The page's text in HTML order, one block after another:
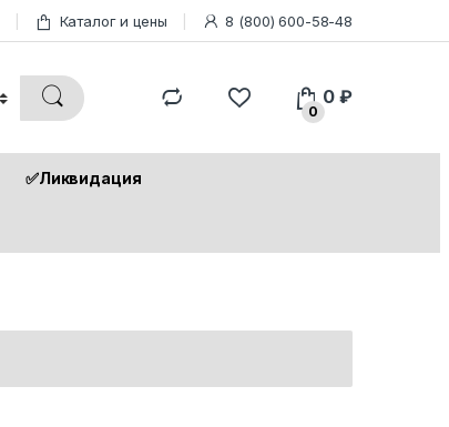
Каталог и цены 8 (800) 600-58-48
0
0₽
✅Ликвидация